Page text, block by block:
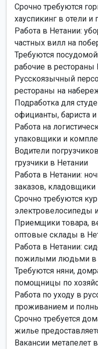
Срочно требуются
хауспикинг в отели и
Работа в Нетании:
частных вилл на
Требуются
рабочие в рестораны
Русскоязычный
рестораны на
Подработка для
официанты, бариста и
Работа на
упаковщики и
Водители
грузчики в Нетании
Работа в Нетании:
заказов,
Срочно требуются
электровелосипеды
Приемщики товара,
оптовые склады в
Работа в Нетании:
пожилыми людьми в
Требуются няни,
помощницы по
Работа по уходу в
проживанием и
Срочно требуется
жилье
Вакансии метапелет